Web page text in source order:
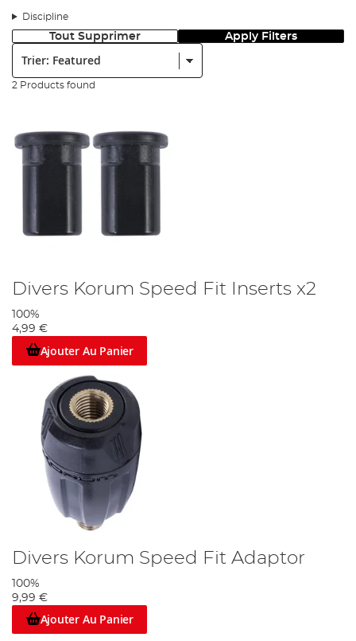
Discipline
Tout Supprimer Apply Filters
2 Products found
Divers Korum Speed Fit Inserts x2
100%
4,99 €
Ajouter Au Panier
Divers Korum Speed Fit Adaptor
100%
9,99 €
Ajouter Au Panier